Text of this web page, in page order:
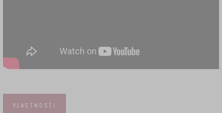
VLASTNOSTI